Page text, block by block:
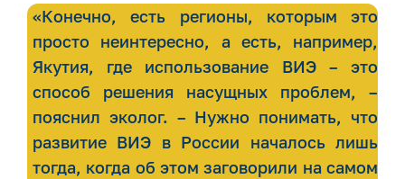
«Конечно, есть регионы, которым это
просто неинтересно, а есть, например,
Якутия, где использование ВИЭ – это
способ решения насущных проблем, –
пояснил эколог. – Нужно понимать, что
развитие ВИЭ в России началось лишь
тогда, когда об этом заговорили на самом